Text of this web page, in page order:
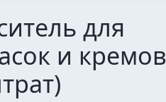
для
и кремов